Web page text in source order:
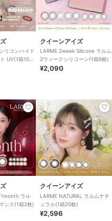
リコンハイド
UV(1箱10
クイーンアイズ
LARME 2week Silicone ラルム
2ウィークシリコーン(1箱6枚)
¥2,090
1month ラル
ンス(1箱2枚)
クイーンアイズ
LARME NATURAL ラルムナチ
ュラル(1箱20枚)
¥2,596